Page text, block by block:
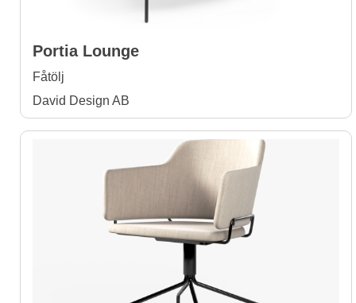
Portia Lounge
Fåtölj
David Design AB